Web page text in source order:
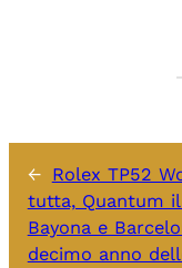
← Rolex TP52
tutta, Quantum
Bayona e
decimo anno